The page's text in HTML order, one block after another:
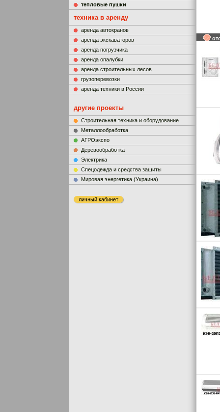
тепловые пушки
техника в аренду
аренда автокранов
аренда экскаваторов
аренда погрузчика
аренда опалубки
аренда строительных лесов
грузоперевозки
аренда техники в России
другие проекты
Строительная техника и оборудование
Металлообработка
АГРОэкспо
Деревообработка
Электрика
Cпецодежда и средства защиты
Мировая энергетика (Украина)
личный кабинет